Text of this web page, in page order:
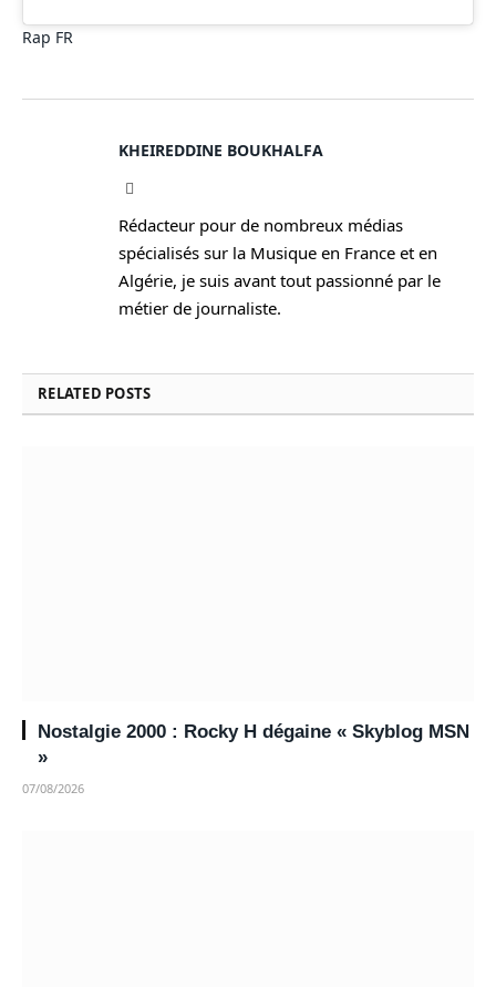
Rap FR
KHEIREDDINE BOUKHALFA
Rédacteur pour de nombreux médias
spécialisés sur la Musique en France et en
Algérie, je suis avant tout passionné par le
métier de journaliste.
RELATED POSTS
Nostalgie 2000 : Rocky H dégaine « Skyblog MSN
»
07/08/2026